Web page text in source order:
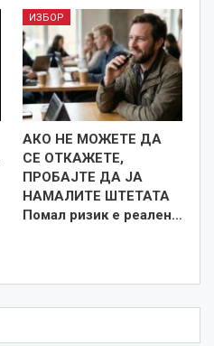
ИЗБОР
АКО НЕ МОЖЕТЕ ДА
СЕ ОТКАЖЕТЕ,
ПРОБАЈТЕ ДА ЈА
НАМАЛИТЕ ШТЕТАТА
Помал ризик е реален…